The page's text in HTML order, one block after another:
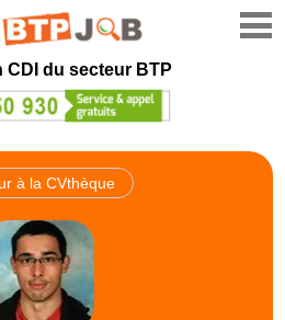
CDI du secteur BTP
à la CVthèque